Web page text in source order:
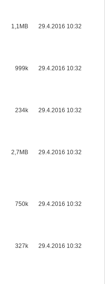
1,1MB 29.4.2016 10:32
999k 29.4.2016 10:32
234k 29.4.2016 10:32
2,7MB 29.4.2016 10:32
750k 29.4.2016 10:32
327k 29.4.2016 10:32